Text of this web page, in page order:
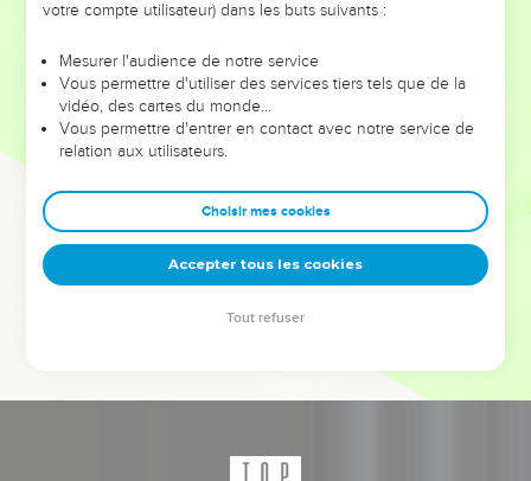
leur foi ou leur vision. Mais on voit moins les doutes, les erreurs
et les saisons difficiles qu'ils ont traversés, alors même que ce
sont elles qui les ont façonnés.
Dans cette conférence, leaders, entrepreneurs, et responsables
clés pour avancer avec plus de sagesse afin que leurs erreurs
deviennent vos tremplins. Que vous guidiez un ministère, une
équipe, un groupe ou une famille, leur expérience est faite
pour vous.
votre compte utilisateur) dans les buts suivants :
Mesurer l'audience de notre service
Vous permettre d'utiliser des services tiers tels que de la
vidéo, des cartes du monde…
Vous permettre d'entrer en contact avec notre service de
relation aux utilisateurs.
Choisir mes cookies
Accepter tous les cookies
Tout refuser